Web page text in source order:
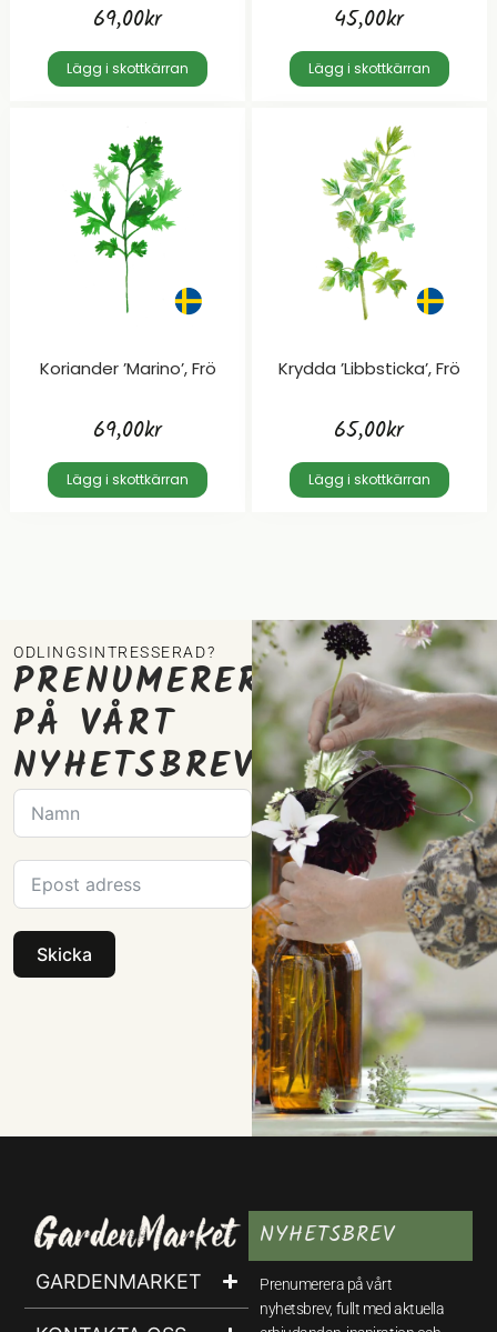
69,00kr
Lägg i skottkärran
45,00kr
Lägg i skottkärran
Koriander ’Marino’, Frö
69,00kr
Lägg i skottkärran
Krydda ’Libbsticka’, Frö
65,00kr
Lägg i skottkärran
ODLINGSINTRESSERAD?
PRENUMERERA
PÅ VÅRT
NYHETSBREV
Skicka
GARDENMARKET
NYHETSBREV
Prenumerera på vårt
nyhetsbrev, fullt med aktuella